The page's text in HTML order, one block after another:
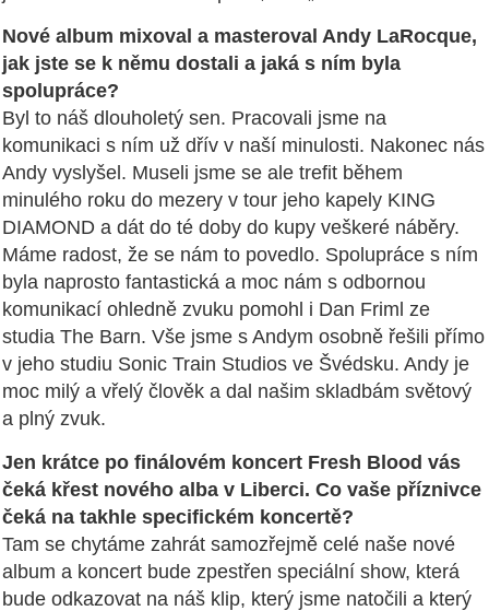
Nové album mixoval a masteroval Andy LaRocque,
jak jste se k němu dostali a jaká s ním byla
spolupráce?
Byl to náš dlouholetý sen. Pracovali jsme na
komunikaci s ním už dřív v naší minulosti. Nakonec nás
Andy vyslyšel. Museli jsme se ale trefit během
minulého roku do mezery v tour jeho kapely KING
DIAMOND a dát do té doby do kupy veškeré náběry.
Máme radost, že se nám to povedlo. Spolupráce s ním
byla naprosto fantastická a moc nám s odbornou
komunikací ohledně zvuku pomohl i Dan Friml ze
studia The Barn. Vše jsme s Andym osobně řešili přímo
v jeho studiu Sonic Train Studios ve Švédsku. Andy je
moc milý a vřelý člověk a dal našim skladbám světový
a plný zvuk.
Jen krátce po finálovém koncert Fresh Blood vás
čeká křest nového alba v Liberci. Co vaše příznivce
čeká na takhle specifickém koncertě?
Tam se chytáme zahrát samozřejmě celé naše nové
album a koncert bude zpestřen speciální show, která
bude odkazovat na náš klip, který jsme natočili a který